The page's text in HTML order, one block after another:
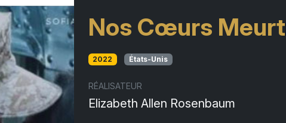
Nos Cœurs
2022 États-Unis
RÉALISATEUR
Elizabeth Allen Rosenbaum